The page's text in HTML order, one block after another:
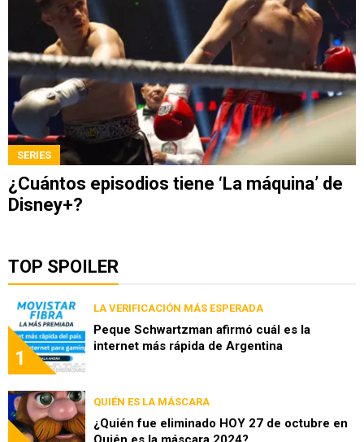
SERIES
¿Cuántos episodios tiene ‘La máquina’ de
Disney+?
TOP SPOILER
1
LA VERIFICACIÓN MÁS ESPERADA
Peque Schwartzman afirmó cuál es la
internet más rápida de Argentina
QUIÉN ES LA MÁSCARA
¿Quién fue eliminado HOY 27 de octubre en